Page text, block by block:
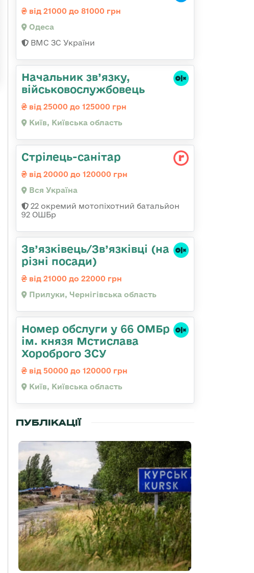
від 21000 до 81000 грн
Одеса
ВМС ЗС України
Начальник зв’язку,
військовослужбовець
від 25000 до 125000 грн
Київ, Київська область
Стрілець-санітар
від 20000 до 120000 грн
Вся Україна
22 окремий мотопіхотний батальйон
92 ОШБр
Зв’язківець/Зв’язківці (на
різні посади)
від 21000 до 22000 грн
Прилуки, Чернігівська область
Номер обслуги у 66 ОМБр
ім. князя Мстислава
Хороброго ЗСУ
від 50000 до 120000 грн
Київ, Київська область
ПУБЛІКАЦІЇ